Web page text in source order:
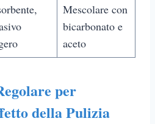
Mescolare con
bicarbonato e
aceto
per
della Pulizia